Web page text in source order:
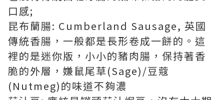
口感;
昆布蘭腸: Cumberland Sausage, 英國
傳統香腸，一般都是長形卷成一餅的。這
裡的是迷你版，小小的豬肉腸，保持著香
脆的外層，嫌鼠尾草(Sage)/豆蔻
(Nutmeg)的味道不夠濃